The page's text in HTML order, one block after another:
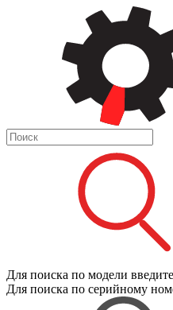
Для поиска по модели
Для поиска по серийному